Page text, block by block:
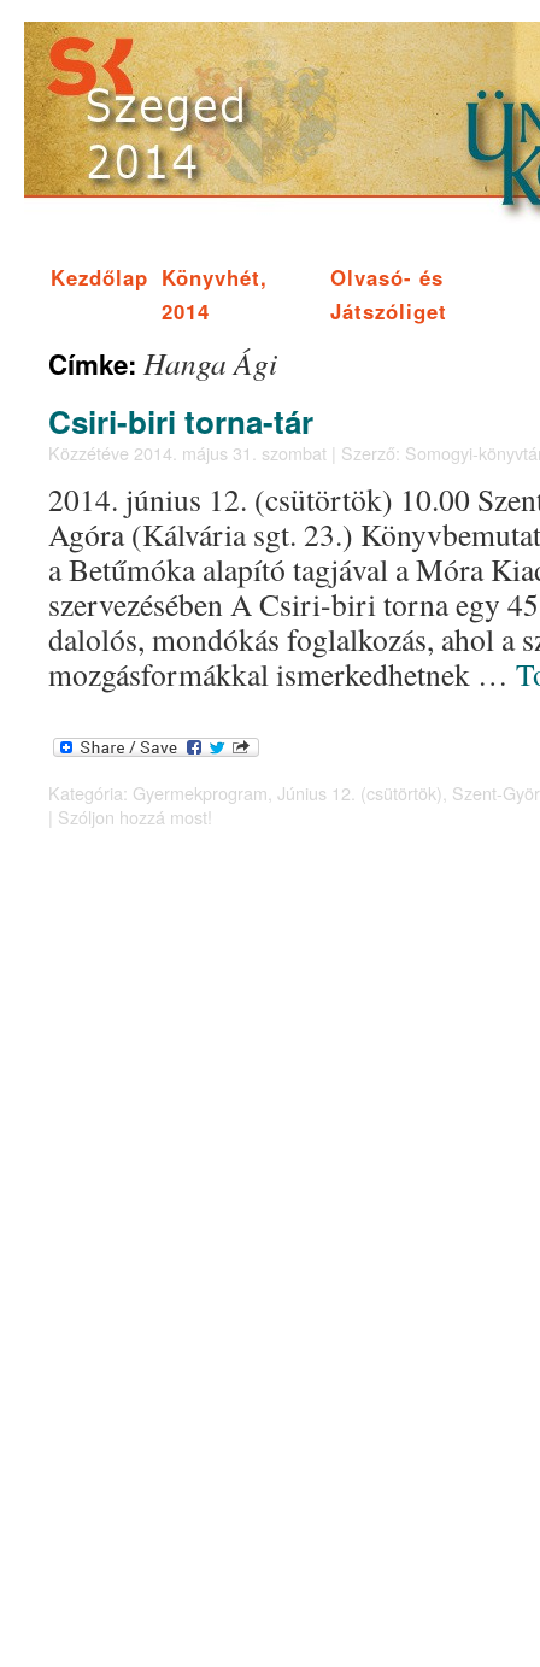
Kezdőlap Könyvhét,
2014
Olvasó- és
Játszóliget
Címke: Hanga Ági
Csiri-biri torna-tár
Közzétéve 2014. május 31. szombat | Szerző: Somogyi-
2014. június 12. (csütörtök) 10.00
Agóra (Kálvária sgt. 23.)
a Betűmóka alapító tagjával a Móra
szervezésében A Csiri-biri torna egy
dalolós, mondókás foglalkozás, ahol a
mozgásformákkal ismerkedhetnek …
Kategória: Gyermekprogram, Június 12. (csütörtök), Szent-
| Szóljon hozzá most!